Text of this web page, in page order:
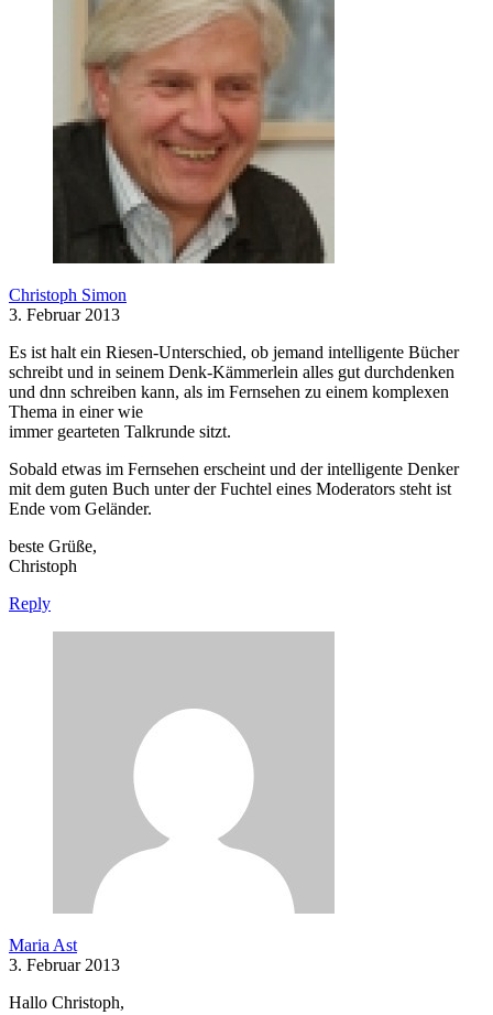
Christoph Simon
3. Februar 2013
Es ist halt ein Riesen-Unterschied, ob jemand intelligente Bücher
schreibt und in seinem Denk-Kämmerlein alles gut durchdenken
und dnn schreiben kann, als im Fernsehen zu einem komplexen
Thema in einer wie
immer gearteten Talkrunde sitzt.
Sobald etwas im Fernsehen erscheint und der intelligente Denker
mit dem guten Buch unter der Fuchtel eines Moderators steht ist
Ende vom Geländer.
beste Grüße,
Christoph
Reply
Maria Ast
3. Februar 2013
Hallo Christoph,